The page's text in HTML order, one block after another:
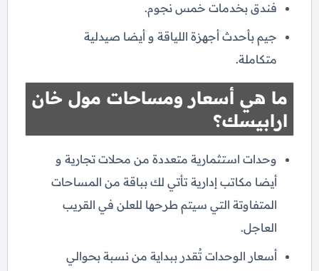
فندق بخدمات خمس نجوم.
جيم بأحدث أجهزة اللياقة و أيضا صيدلية
متكاملة.
ما هي أسعار ومساحات مول خان
ارابيسك؟
وحدات استثمارية متعددة من محلات تجارية و
أيضا مكاتب إدارية تأتي لك بباقة من المساحات
المتفاوتة التي سيتم طرحها للعلن في القريب
العاجل.
أسعار الوحدات تُقدر ببداية من نسبة بحوالي